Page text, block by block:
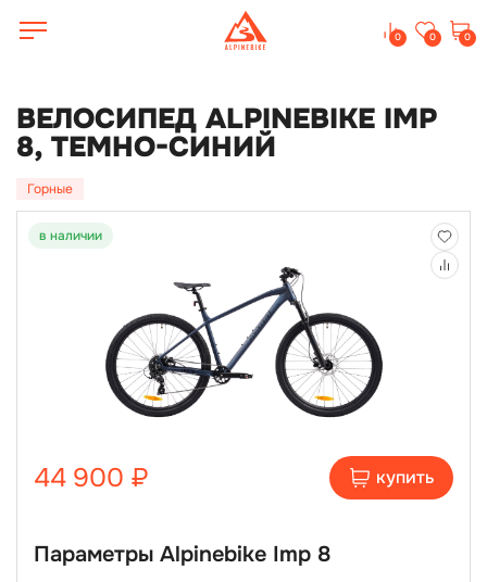
0 0 0
ВЕЛОСИПЕД ALPINEBIKE IMP
8, ТЕМНО-СИНИЙ
Горные
в наличии
44 900 ₽ купить
Параметры Alpinebike Imp 8